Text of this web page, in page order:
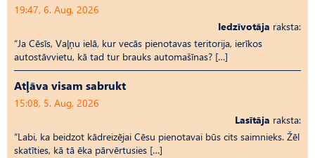
19:47, 6. Aug, 2026
Iedzīvotāja raksta:
“Ja Cēsīs, Vaļņu ielā, kur vecās pienotavas teritorija, ierīkos
autostāvvietu, kā tad tur brauks automašīnas? […]
Atļāva visam sabrukt
15:08, 5. Aug, 2026
Lasītāja raksta:
“Labi, ka beidzot kādreizējai Cēsu pienotavai būs cits saimnieks. Žēl
skatīties, kā tā ēka pārvērtusies […]